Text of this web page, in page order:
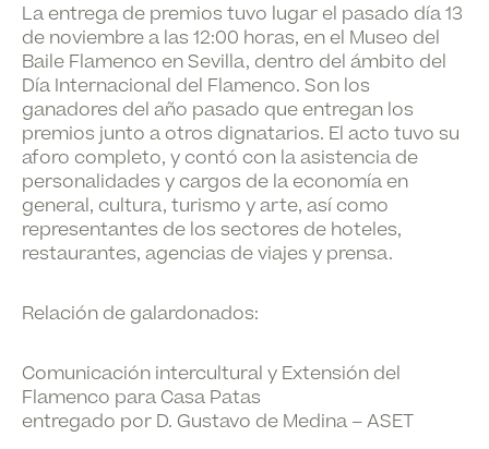
La entrega de premios tuvo lugar el pasado día 13
de noviembre a las 12:00 horas, en el Museo del
Baile Flamenco en Sevilla, dentro del ámbito del
Día Internacional del Flamenco. Son los
ganadores del año pasado que entregan los
premios junto a otros dignatarios. El acto tuvo su
aforo completo, y contó con la asistencia de
personalidades y cargos de la economía en
general, cultura, turismo y arte, así como
representantes de los sectores de hoteles,
restaurantes, agencias de viajes y prensa.
Relación de galardonados:
Comunicación intercultural y Extensión del
Flamenco para Casa Patas
entregado por D. Gustavo de Medina – ASET